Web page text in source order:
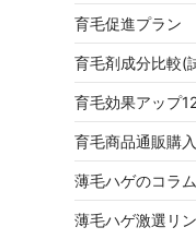
育毛促進プラン
育毛剤成分比較(
育毛効果アップ
育毛商品通販購入
薄毛ハゲのコラム
薄毛ハゲ激選リ